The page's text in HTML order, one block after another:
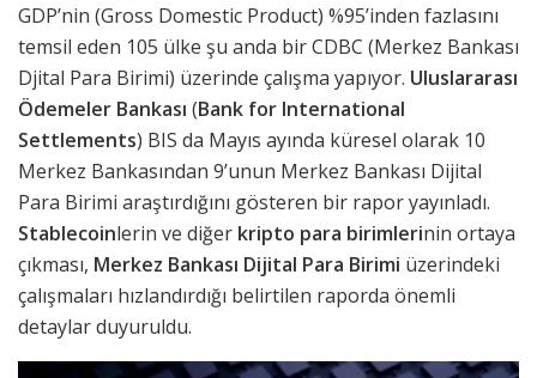
GDP’nin (Gross Domestic Product) %95’inden fazlasını
temsil eden 105 ülke şu anda bir CDBC (Merkez Bankası
Djital Para Birimi) üzerinde çalışma yapıyor. Uluslararası
Ödemeler Bankası (Bank for International
Settlements) BIS da Mayıs ayında küresel olarak 10
Merkez Bankasından 9’unun Merkez Bankası Dijital
Para Birimi araştırdığını gösteren bir rapor yayınladı.
Stablecoinlerin ve diğer kripto para birimlerinin ortaya
çıkması, Merkez Bankası Dijital Para Birimi üzerindeki
çalışmaları hızlandırdığı belirtilen raporda önemli
detaylar duyuruldu.